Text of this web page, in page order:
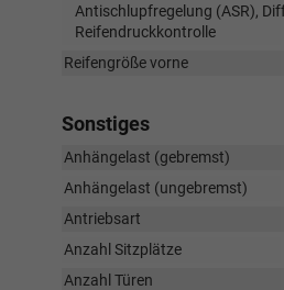
Antischlupfregelung (ASR),
Reifendruckkontrolle
Reifengröße vorne
Sonstiges
Anhängelast (gebremst)
Anhängelast (ungebremst)
Antriebsart
Anzahl Sitzplätze
Anzahl Türen